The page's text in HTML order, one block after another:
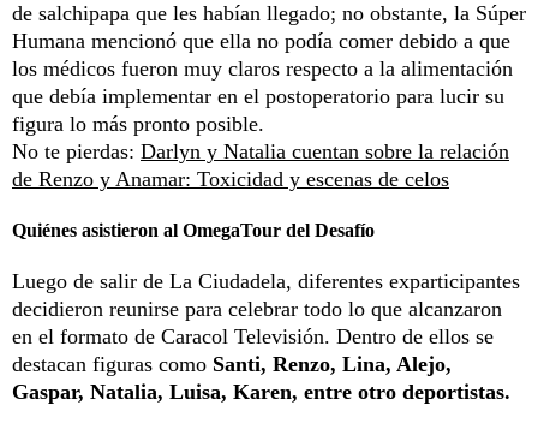
de salchipapa que les habían llegado; no obstante, la Súper
Humana mencionó que ella no podía comer debido a que
los médicos fueron muy claros respecto a la alimentación
que debía implementar en el postoperatorio para lucir su
figura lo más pronto posible.
No te pierdas: Darlyn y Natalia cuentan sobre la relación
de Renzo y Anamar: Toxicidad y escenas de celos
Quiénes asistieron al OmegaTour del Desafío
Luego de salir de La Ciudadela, diferentes exparticipantes
decidieron reunirse para celebrar todo lo que alcanzaron
en el formato de Caracol Televisión. Dentro de ellos se
destacan figuras como Santi, Renzo, Lina, Alejo,
Gaspar, Natalia, Luisa, Karen, entre otro deportistas.